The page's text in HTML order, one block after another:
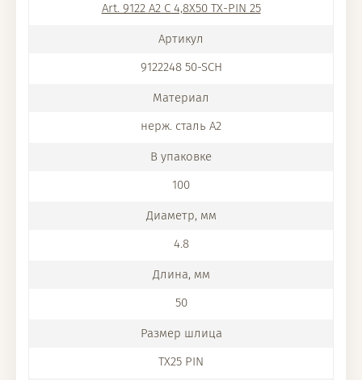
Art. 9122 A2 C 4,8X50 TX-PIN 25
9122248 50-SCH
нерж. сталь A2
100
4.8
50
TX25 PIN